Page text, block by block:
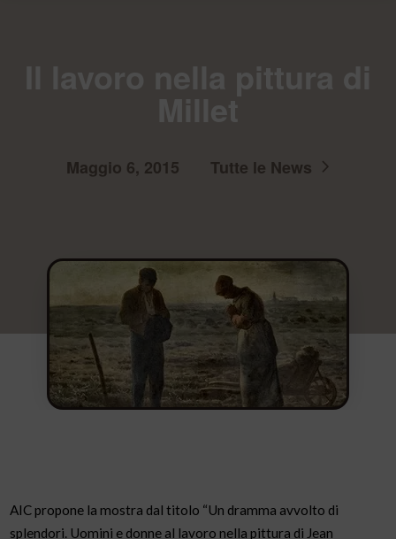
Maggio 6, 2015 Tutte le News
AIC propone la mostra dal titolo “Un dramma avvolto di
splendori. Uomini e donne al lavoro nella pittura di Jean